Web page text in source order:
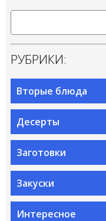
РУБРИКИ:
Вторые блюда
Десерты
Заготовки
Закуски
Интересное